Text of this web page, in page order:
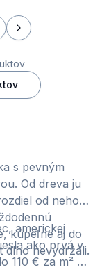
s pevným
Od dreva ju
od neho
kúpeľne aj do
dlho nevydržali.
americkej
ako prvá v
110 € za m² s